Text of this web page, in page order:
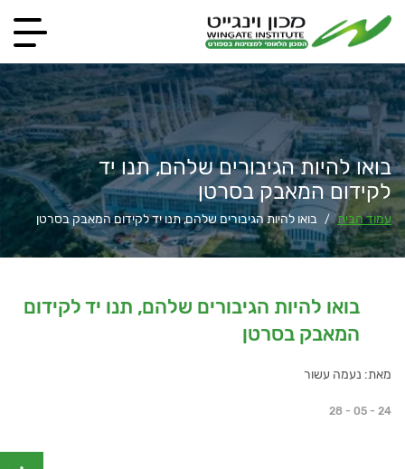
בואו להיות הגיבורים שלהם, תנו יד
לקידום המאבק בסרטן
עמוד הבית / בואו להיות הגיבורים שלהם, תנו יד לקידום המאבק בסרטן
בואו להיות הגיבורים שלהם, תנו יד לקידום
המאבק בסרטן
מאת: נעמה עשור
28 - 05 - 24